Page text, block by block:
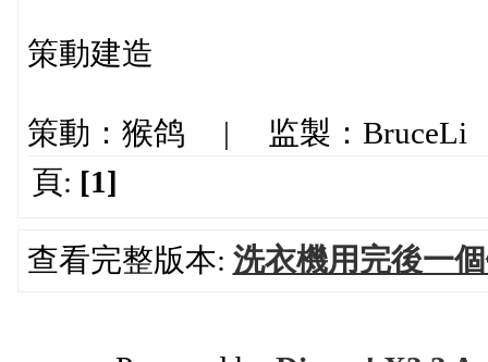
策動建造
策動：猴鸽 | 监製：BruceLi
頁: [1]
查看完整版本: 洗衣機用完後一